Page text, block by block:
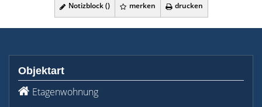
Notizblock () merken drucken
Objektart
Etagenwohnung